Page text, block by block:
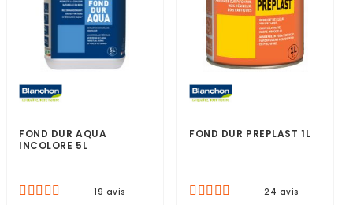
FOND DUR AQUA
INCOLORE 5L
19 avis
FOND DUR PREPLAST 1L
24 avis